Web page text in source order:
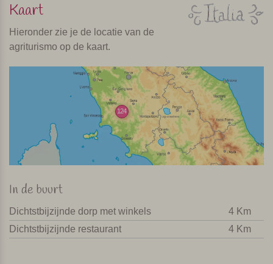
Kaart
Hieronder zie je de locatie van de
agriturismo op de kaart.
124
In de buurt
Dichtstbijzijnde dorp met winkels
4 Km
Dichtstbijzijnde restaurant
4 Km